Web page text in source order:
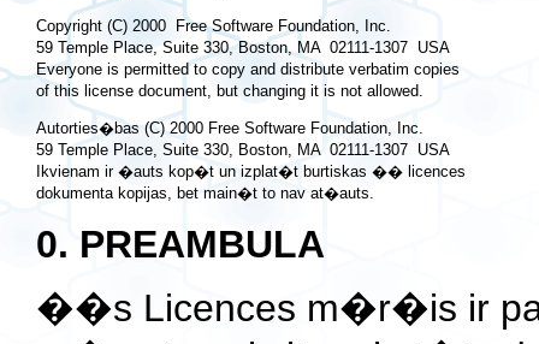
Copyright (C) 2000  Free Software Foundation, Inc.
59 Temple Place, Suite 330, Boston, MA  02111-1307  USA
Everyone is permitted to copy and distribute verbatim copies
Autorties�bas (C) 2000 Free Software Foundation, Inc.
59 Temple Place, Suite 330, Boston, MA  02111-1307  USA
Ikvienam ir �auts kop�t un izplat�t burtiskas �� licences
0. PREAMBULA
��s Licences m�r�is ir